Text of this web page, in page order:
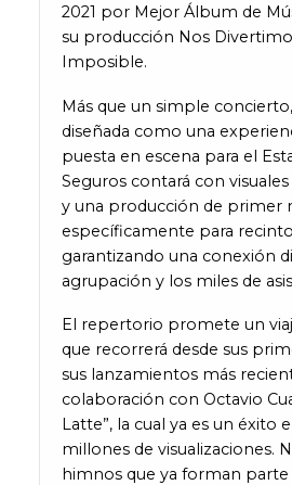
2021 por Mejor Álbum de
su producción Nos
Imposible.
Más que un simple
diseñada como una
puesta en escena para el
Seguros contará con
y una producción de primer
específicamente para
garantizando una conexión
agrupación y los miles de
El repertorio promete un
que recorrerá desde sus
sus lanzamientos más
colaboración con Octavio
Latte”, la cual ya es un éxito
millones de visualizaciones.
himnos que ya forman parte